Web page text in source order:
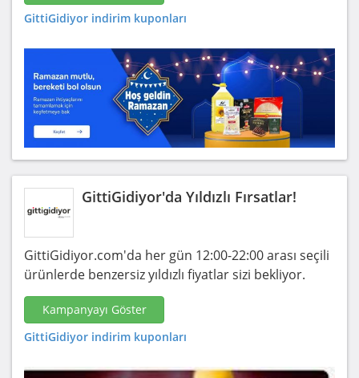
GittiGidiyor indirim kuponları
GittiGidiyor'da Yıldızlı Fırsatlar!
GittiGidiyor.com'da her gün 12:00-22:00 arası seçili
ürünlerde benzersiz yıldızlı fiyatlar sizi bekliyor.
Kampanyayı Göster
GittiGidiyor indirim kuponları